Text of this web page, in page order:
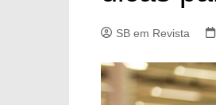
SB em Revista